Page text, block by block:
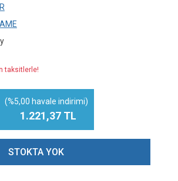
taksitlerle!
(%5,00 havale indirimi)
1.221,37 TL
STOKTA YOK